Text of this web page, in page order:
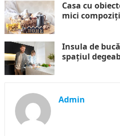
Casa cu
mici
Insula de
spațiul
Admin